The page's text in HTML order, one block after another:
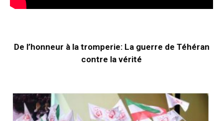
De l’honneur à la tromperie: La guerre de Téhéran
contre la vérité